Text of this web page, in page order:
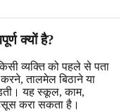
क्यों है?
व्यक्ति को पहले से पता
तालमेल बिठाने या
यह स्कूल, काम,
करा सकता है।